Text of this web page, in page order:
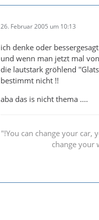
26. Februar 2005 um 10:13
ich denke oder
und wenn man jetzt mal
die lautstark gröhlend
bestimmt nicht !!
aba das is nicht thema ....
"!You can change your car,
change your